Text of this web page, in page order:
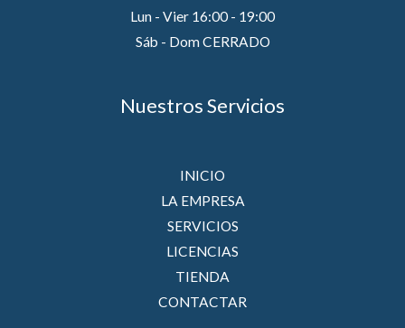
Lun - Vier 16:00 - 19:00
Sáb - Dom CERRADO
Nuestros Servicios
INICIO
LA EMPRESA
SERVICIOS
LICENCIAS
TIENDA
CONTACTAR